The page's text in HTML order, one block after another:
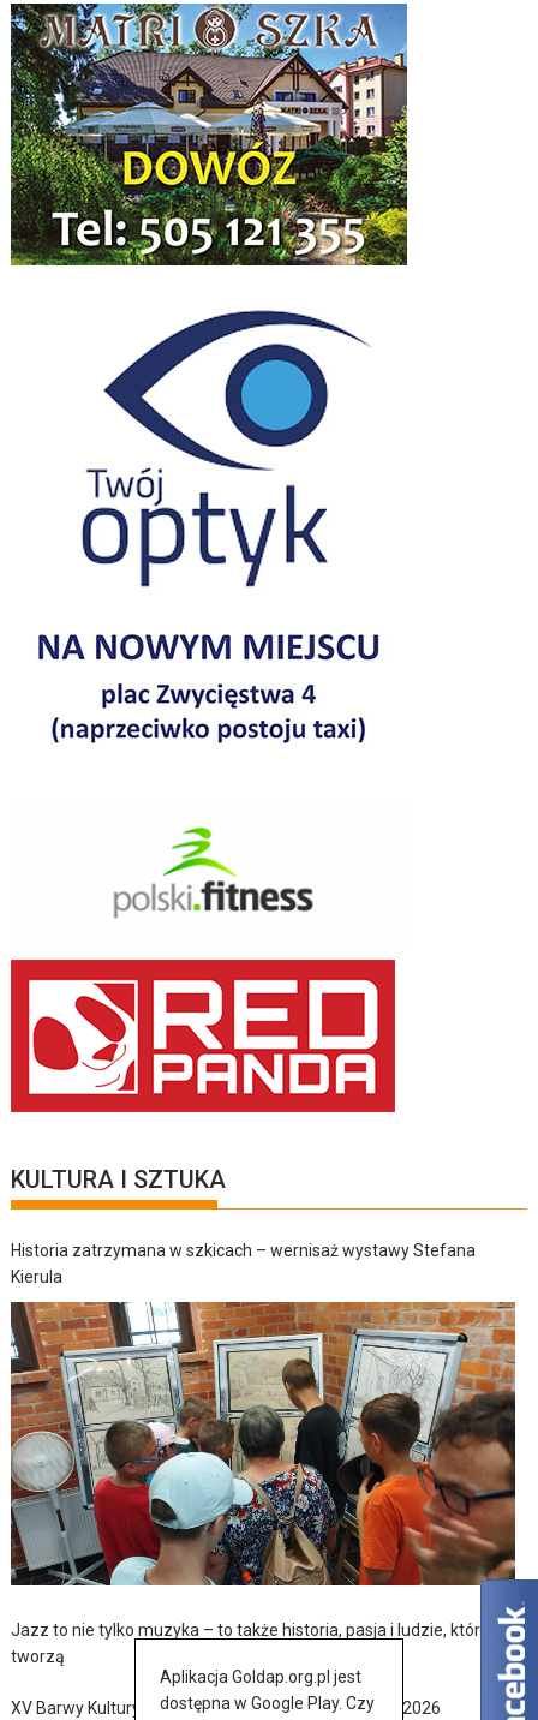
KULTURA I SZTUKA
Historia zatrzymana w szkicach – wernisaż wystawy Stefana
Kierula
Jazz to nie tylko muzyka – to także historia, pasja i ludzie, którzy ją
tworzą
XV Barwy Kultury Ukraińskiej w Baniach Mazurskich 2026
Aplikacja Goldap.org.pl jest
dostępna w Google Play. Czy